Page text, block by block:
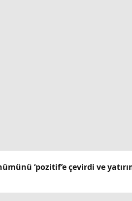
‘pozitif’e çevirdi ve